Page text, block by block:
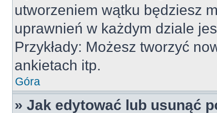
utworzeniem wątku będziesz
uprawnień w każdym dziale
Przykłady: Możesz tworzyć
ankietach itp.
Góra
» Jak edytować lub usunąć